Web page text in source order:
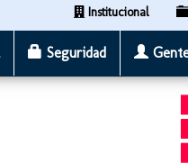
Institucional
Seguridad